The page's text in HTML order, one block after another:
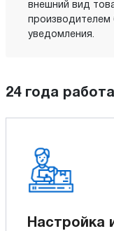
внешний вид
производителем
уведомления.
24 года
Настройка